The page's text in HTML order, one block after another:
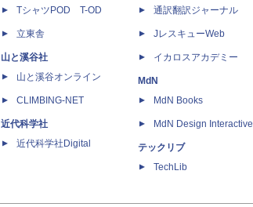
TシャツPOD T-OD
立東舎
山と溪谷社
山と溪谷オンライン
CLIMBING-NET
近代科学社
近代科学社Digital
通訳翻訳ジャーナル
JレスキューWeb
イカロスアカデミー
MdN
MdN Books
MdN Design Interactive
テックリブ
TechLib